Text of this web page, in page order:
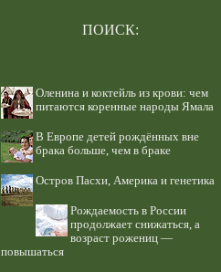
ПОИСК:
Оленина и коктейль из крови: чем
питаются коренные народы Ямала
В Европе детей рождённых вне
брака больше, чем в браке
Остров Пасхи, Америка и генетика
Рождаемость в России
продолжает снижаться, а
возраст рожениц —
повышаться